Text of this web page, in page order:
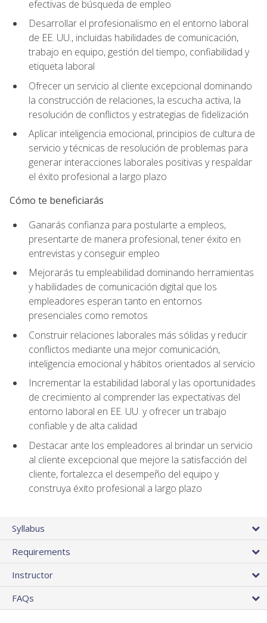
efectivas de búsqueda de empleo
Desarrollar el profesionalismo en el entorno laboral
de EE. UU., incluidas habilidades de comunicación,
trabajo en equipo, gestión del tiempo, confiabilidad y
etiqueta laboral
Ofrecer un servicio al cliente excepcional dominando
la construcción de relaciones, la escucha activa, la
resolución de conflictos y estrategias de fidelización
Aplicar inteligencia emocional, principios de cultura de
servicio y técnicas de resolución de problemas para
generar interacciones laborales positivas y respaldar
el éxito profesional a largo plazo
Cómo te beneficiarás
Ganarás confianza para postularte a empleos,
presentarte de manera profesional, tener éxito en
entrevistas y conseguir empleo
Mejorarás tu empleabilidad dominando herramientas
y habilidades de comunicación digital que los
empleadores esperan tanto en entornos
presenciales como remotos
Construir relaciones laborales más sólidas y reducir
conflictos mediante una mejor comunicación,
inteligencia emocional y hábitos orientados al servicio
Incrementar la estabilidad laboral y las oportunidades
de crecimiento al comprender las expectativas del
entorno laboral en EE. UU. y ofrecer un trabajo
confiable y de alta calidad
Destacar ante los empleadores al brindar un servicio
al cliente excepcional que mejore la satisfacción del
cliente, fortalezca el desempeño del equipo y
construya éxito profesional a largo plazo
Syllabus
Requirements
Instructor
FAQs